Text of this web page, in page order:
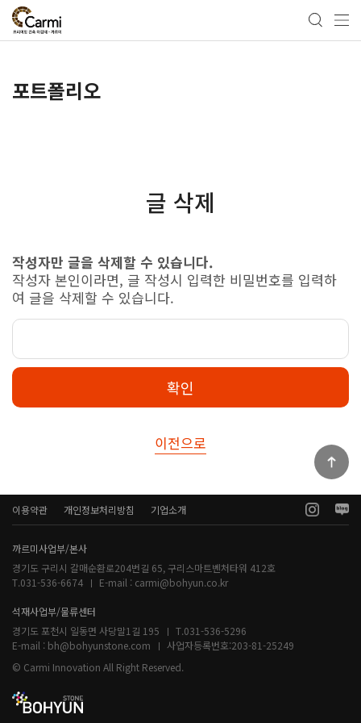
포트폴리오
글 삭제
작성자만 글을 삭제할 수 있습니다.
작성자 본인이라면, 글 작성시 입력한 비밀번호를 입력하
여 글을 삭제할 수 있습니다.
확인
이전으로
이용약관 개인정보처리방침 기업소개
까르미사업부/본사
경기도 구리시 갈매순환로204번길 65, 구리스마트벤처타워 412호
T.031-536-6674
E-mail : carmi@bohyun.co.kr
석재사업부/물류센터
경기도 포천시 일동면 사당말1길 195
T.031-536-5296
E-mail : bh@bohyunstone.com 사업자등록번호:203-81-25249
© Carmi Innovation All Right Reserved.